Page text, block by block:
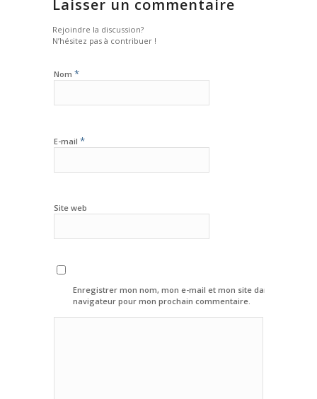
Laisser un commentaire
Rejoindre la discussion?
N’hésitez pas à contribuer !
Nom *
E-mail *
Site web
Enregistrer mon nom, mon e-mail et mon site dans le
navigateur pour mon prochain commentaire.